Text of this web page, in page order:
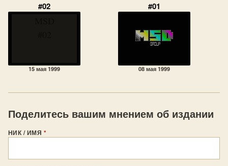
#02
15 мая 1999
#01
08 мая 1999
Поделитесь вашим мнением об издании
НИК / ИМЯ *